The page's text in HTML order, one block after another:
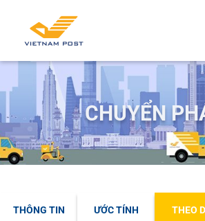
CHUYỂN
THÔNG TIN ƯỚC TÍNH THEO